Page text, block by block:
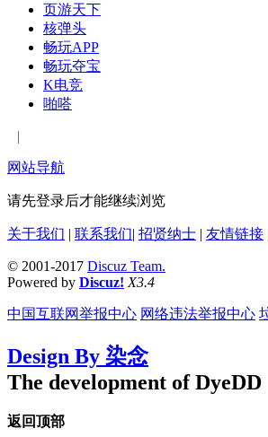
页游天下
核弹头
畅玩APP
畅玩夺宝
K电竞
啪嗒
|
网站导航
请先登录后才能继续浏览
关于我们 | 联系我们| 招贤纳士 | 友情链接
© 2001-2017 Discuz Team.
Powered by Discuz! X3.4
中国互联网举报中心 网络违法举报中心
Design By 染念
The development of DyeDD
返回顶部